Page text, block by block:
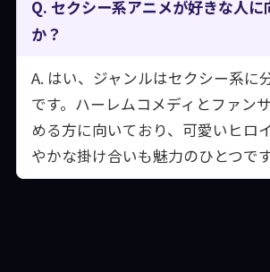
Q. セクシー系アニメが好きな人に
か？
A. はい、ジャンルはセクシー系に
です。ハーレムコメディとファン
める方に向いており、可愛いヒロ
やかな掛け合いも魅力のひとつです